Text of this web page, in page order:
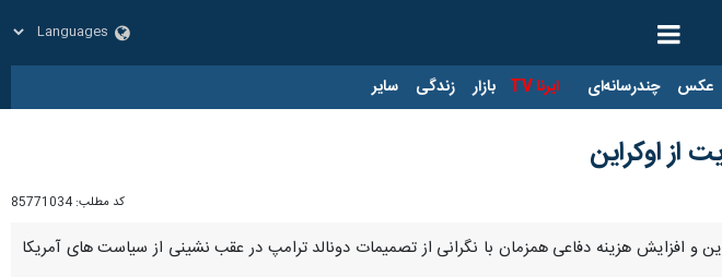
عکس چندرسانه‌ای ایرنا TV بازار زندگی سایر
از اوکراین
کد مطلب: 85771034
و افزایش هزینه دفاعی همزمان با نگرانی از تصمیمات دونالد ترامپ در عقب نشینی از سیاست های آمریکا